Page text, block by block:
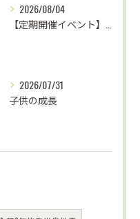
2026/08/04
【定期開催イベント】がんばらない子育て応援
2026/07/31
子供の成長